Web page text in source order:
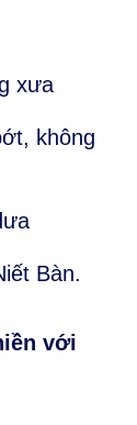
xưa
không
Bàn.
với